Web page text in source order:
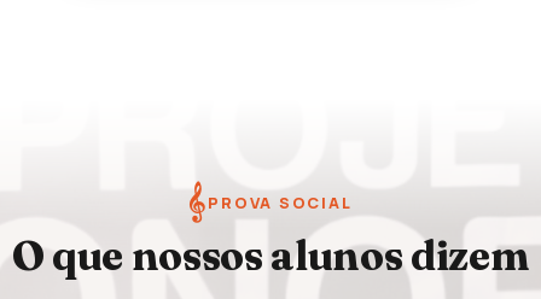
𝄞PROVA SOCIAL
O que nossos alunos dizem